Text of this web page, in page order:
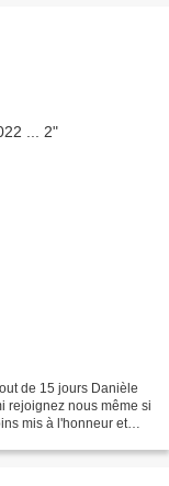
de 15 jours Danièle
rejoignez nous même si
mis à l'honneur et